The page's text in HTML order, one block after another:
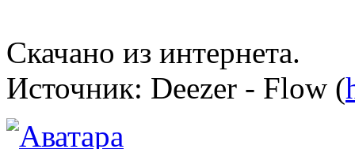
Скачано из интернета.
Источник: Deezer - Flow (